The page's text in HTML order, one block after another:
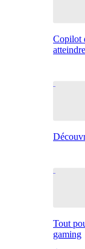
Copilot
Tout
gaming